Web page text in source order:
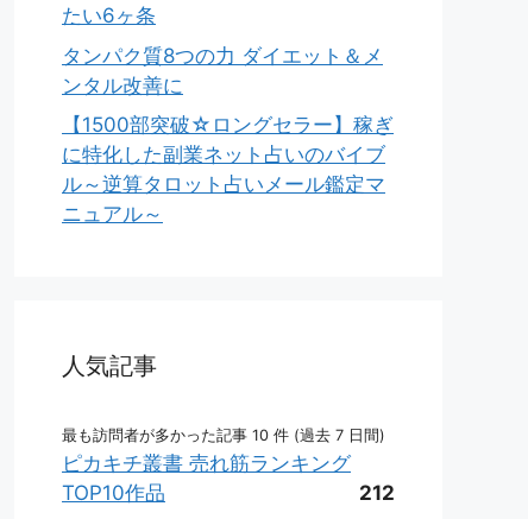
たい6ヶ条
タンパク質8つの力 ダイエット＆メ
ンタル改善に
【1500部突破☆ロングセラー】稼ぎ
に特化した副業ネット占いのバイブ
ル～逆算タロット占いメール鑑定マ
ニュアル～
人気記事
最も訪問者が多かった記事 10 件 (過去 7 日間)
ピカキチ叢書 売れ筋ランキング
TOP10作品
212